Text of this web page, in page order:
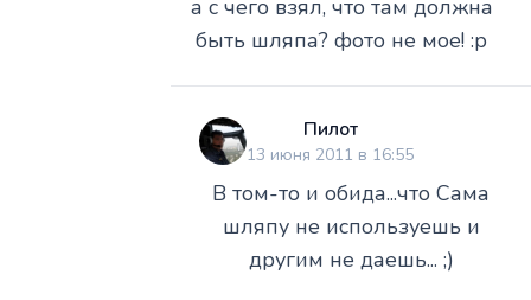
а с чего взял, что там должна
быть шляпа? фото не мое! :p
Пилот
13 июня 2011 в 16:55
В том-то и обида...что Сама
шляпу не используешь и
другим не даешь... ;)